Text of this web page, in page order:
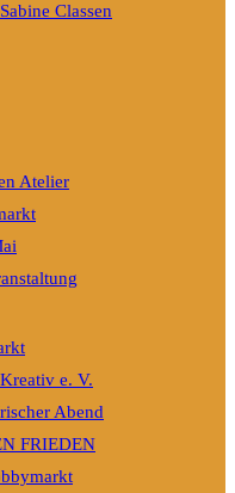
Classen
Atelier
e. V.
Abend
FRIEDEN